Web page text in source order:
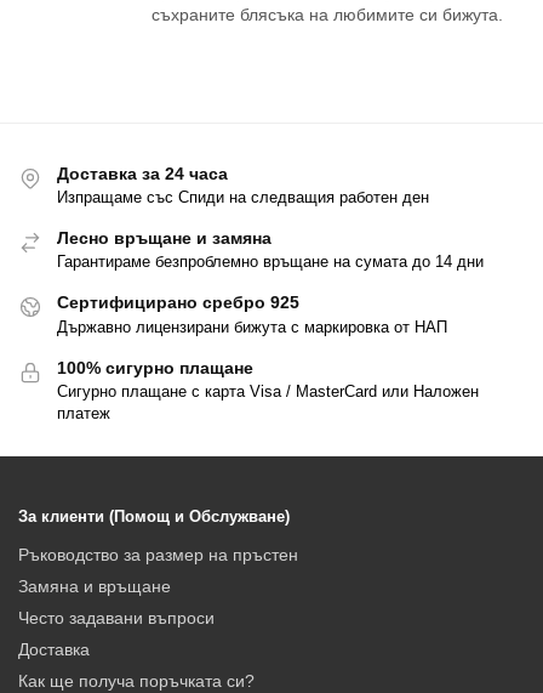
съхраните блясъка на любимите си бижута.
Доставка за 24 часа
Изпращаме със Спиди на следващия работен ден
Лесно връщане и замяна
Гарантираме безпроблемно връщане на сумата до 14 дни
Сертифицирано сребро 925
Държавно лицензирани бижута с маркировка от НАП
100% сигурно плащане
Сигурно плащане с карта Visa / MasterCard или Наложен
платеж
За клиенти (Помощ и Обслужване)
Ръководство за размер на пръстен
Замяна и връщане
Често задавани въпроси
Доставка
Как ще получа поръчката си?